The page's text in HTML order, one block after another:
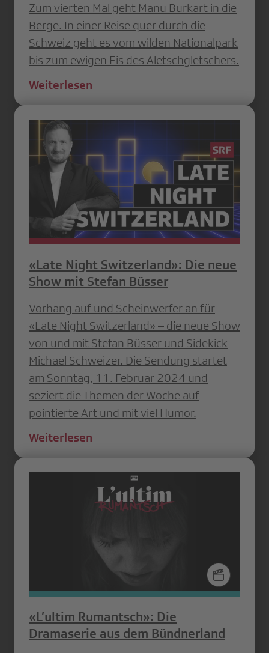
Zum vierten Mal geht Manu Burkart in die
Berge. In einer Reise quer durch die
Schweiz geht es vom wilden Nationalpark
bis zum ewigen Eis des Aletschgletschers.
Weiterlesen
«Late Night Switzerland»: Die neue
Show mit Stefan Büsser
Vorhang auf und Scheinwerfer an für
«Late Night Switzerland» – die neue Show
von und mit Stefan Büsser und Sidekick
Michael Schweizer. Die Sendung startet
am Sonntag, 11. Februar 2024 und
seziert die Themen der Woche auf
pointierte Art und mit viel Humor.
Weiterlesen
«L’ultim Rumantsch»: Die
Dramaserie aus dem Bündnerland